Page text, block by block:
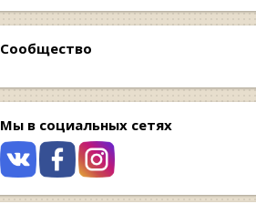
Сообщество
Мы в социальных сетях